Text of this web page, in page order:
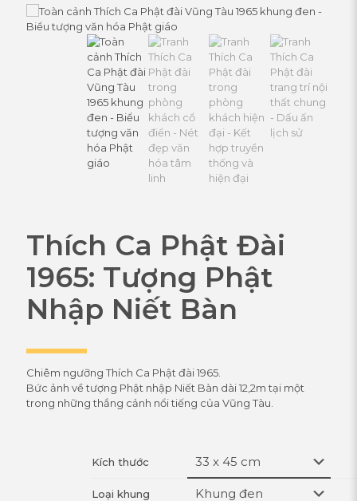
Thích Ca Phật Đài
1965: Tượng Phật
Nhập Niết Bàn
Chiêm ngưỡng Thích Ca Phật đài 1965.
Bức ảnh về tượng Phật nhập Niết Bàn dài 12,2m tại một
trong những thắng cảnh nổi tiếng của Vũng Tàu.
Kích thước
Loại khung